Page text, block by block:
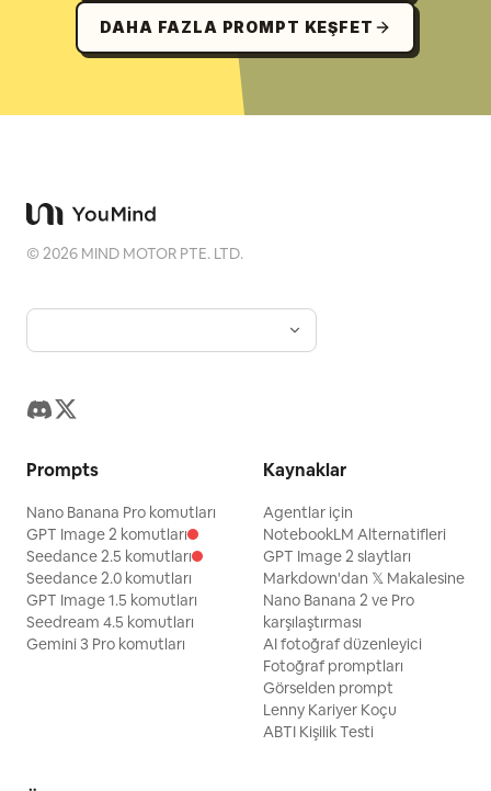
DAHA FAZLA PROMPT KEŞFET
©2026 MIND MOTOR PTE. LTD.
Prompts
Nano Banana Pro komutları
GPT Image 2 komutları
Seedance 2.5 komutları
Seedance 2.0 komutları
GPT Image 1.5 komutları
Seedream 4.5 komutları
Gemini 3 Pro komutları
Kaynaklar
Agentlar için
NotebookLM Alternatifleri
GPT Image 2 slaytları
Markdown'dan 𝕏 Makalesine
Nano Banana 2 ve Pro
karşılaştırması
AI fotoğraf düzenleyici
Fotoğraf promptları
Görselden prompt
Lenny Kariyer Koçu
ABTI Kişilik Testi